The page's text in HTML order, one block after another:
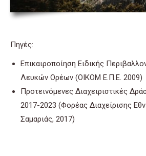
Πηγές:
Επικαιροποίηση Ειδικής
Λευκών Ορέων (ΟΙΚΟΜ Ε.Π.Ε. 2009)
Προτεινόμενες Διαχειριστικές
2017-2023 (Φορέας Διαχείρισης
Σαμαριάς, 2017)